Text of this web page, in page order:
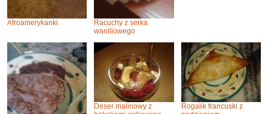
Afroamerykanki
Racuchy z serka
waniliowego
Deser malinowy z
Rogalik francuski z